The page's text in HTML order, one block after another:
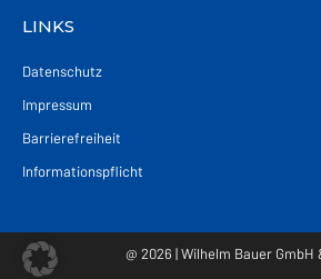
opens
in
opens
in
LINKS
Datenschutz
Impressum
Barrierefreiheit
Informationspflicht
@ 2026 | Wilhelm Bauer GmbH